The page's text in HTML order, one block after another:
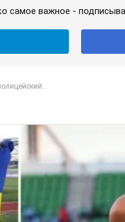
самое важное -